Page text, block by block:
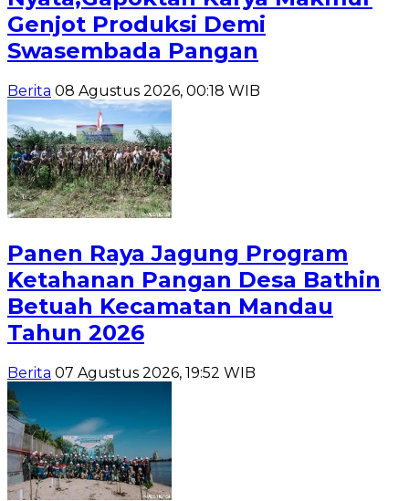
Genjot Produksi Demi
Swasembada Pangan
Berita 08 Agustus 2026, 00:18 WIB
Panen Raya Jagung Program
Ketahanan Pangan Desa Bathin
Betuah Kecamatan Mandau
Tahun 2026
Berita 07 Agustus 2026, 19:52 WIB